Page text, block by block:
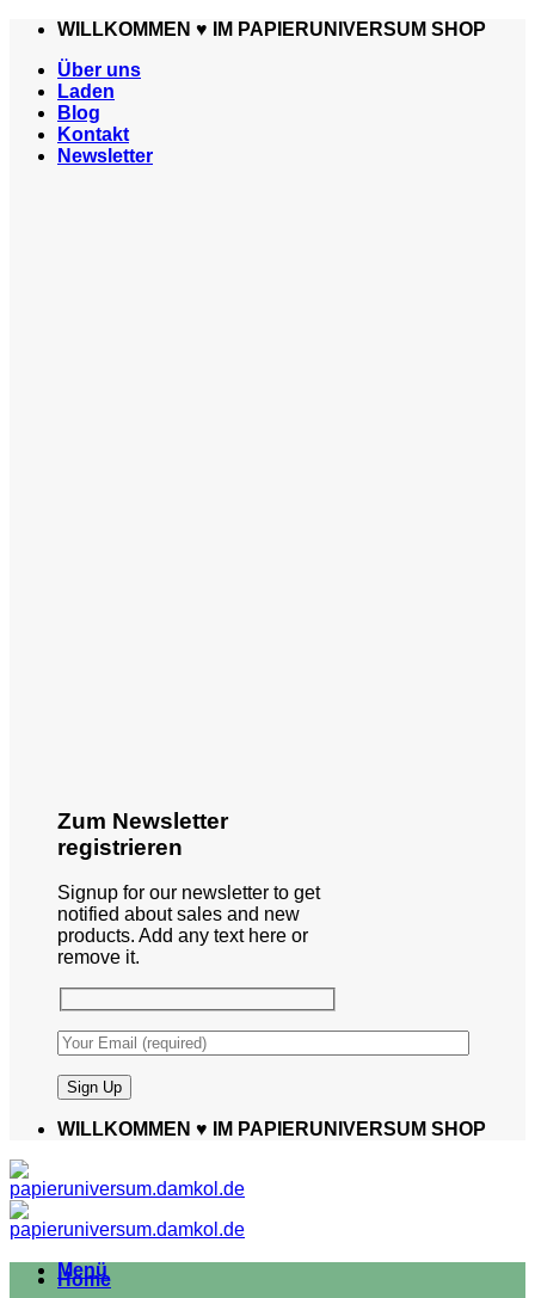
Zum
springen
WILLKOMMEN ♥️ IM PAPIERUNIVERSUM SHOP
Über uns
Laden
Blog
Kontakt
Newsletter
Zum Newsletter
registrieren
Signup for our newsletter to get
notified about sales and new
products. Add any text here or
remove it.
WILLKOMMEN ♥️ IM PAPIERUNIVERSUM SHOP
Menü
Home